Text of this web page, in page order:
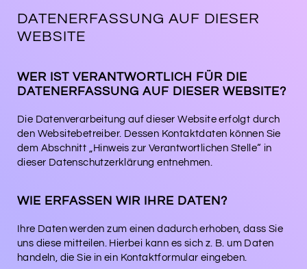
DATENERFASSUNG AUF DIESER
WEBSITE
WER IST VERANTWORTLICH FÜR DIE
DATENERFASSUNG AUF DIESER WEBSITE?
Die Datenverarbeitung auf dieser Website erfolgt durch
den Websitebetreiber. Dessen Kontaktdaten können Sie
dem Abschnitt „Hinweis zur Verantwortlichen Stelle“ in
dieser Datenschutzerklärung entnehmen.
WIE ERFASSEN WIR IHRE DATEN?
Ihre Daten werden zum einen dadurch erhoben, dass Sie
uns diese mitteilen. Hierbei kann es sich z. B. um Daten
handeln, die Sie in ein Kontaktformular eingeben.